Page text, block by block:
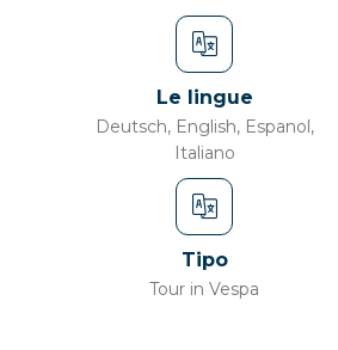
Le lingue
Deutsch, English, Espanol,
Italiano
Tipo
Tour in Vespa